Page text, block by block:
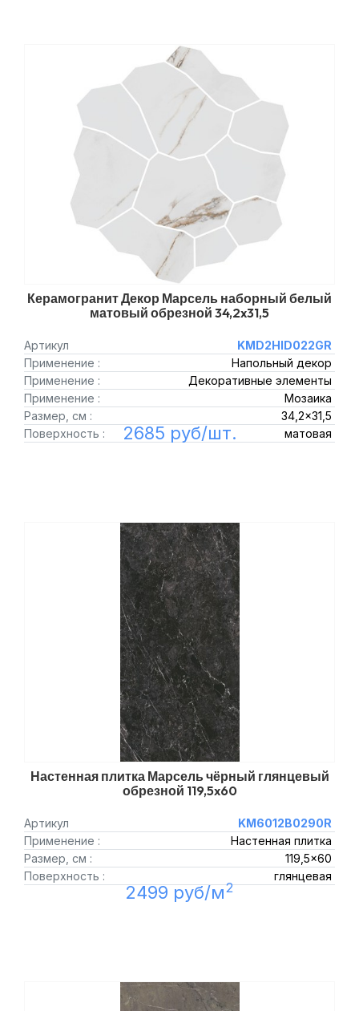
Керамогранит Декор Марсель наборный белый
матовый обрезной 34,2x31,5
Артикул
KMD2HID022GR
Применение :
Напольный декор
Применение :
Декоративные элементы
Применение :
Мозаика
Размер, см :
34,2x31,5
Поверхность :
матовая
2685 руб/шт.
Настенная плитка Марсель чёрный глянцевый
обрезной 119,5x60
Артикул
KM6012B0290R
Применение :
Настенная плитка
Размер, см :
119,5x60
Поверхность :
глянцевая
2499 руб/м2